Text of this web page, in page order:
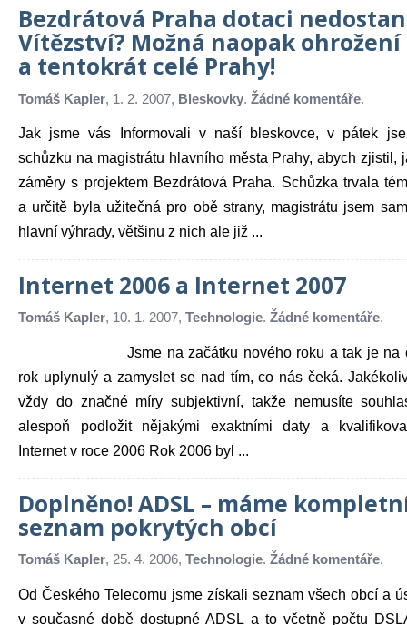
Bezdrátová Praha dotaci
Vítězství? Možná naopak ohrožení
a tentokrát celé Prahy!
Tomáš Kapler, 1. 2. 2007, Bleskovky. Žádné komentáře.
Jak jsme vás Informovali v naší bleskovce, v pátek
schůzku na magistrátu hlavního města Prahy, abych zjistil,
záměry s projektem Bezdrátová Praha. Schůzka trvala
a určitě byla užitečná pro obě strany, magistrátu jsem
hlavní výhrady, většinu z nich ale již ...
Internet 2006 a Internet 2007
Tomáš Kapler, 10. 1. 2007, Technologie. Žádné komentáře.
Jsme na začátku nového roku a tak je na
rok uplynulý a zamyslet se nad tím, co nás čeká.
vždy do značné míry subjektivní, takže nemusíte
alespoň podložit nějakými exaktními daty a
Internet v roce 2006 Rok 2006 byl ...
Doplněno! ADSL – máme
seznam pokrytých obcí
Tomáš Kapler, 25. 4. 2006, Technologie. Žádné komentáře.
Od Českého Telecomu jsme získali seznam všech obcí a
v současné době dostupné ADSL a to včetně počtu